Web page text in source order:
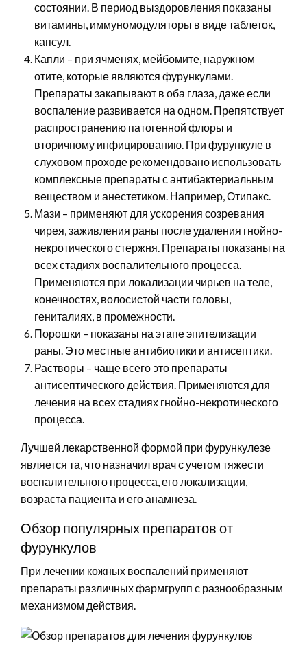
состоянии. В период выздоровления показаны
витамины, иммуномодуляторы в виде таблеток,
капсул.
Капли – при ячменях, мейбомите, наружном
отите, которые являются фурункулами.
Препараты закапывают в оба глаза, даже если
воспаление развивается на одном. Препятствует
распространению патогенной флоры и
вторичному инфицированию. При фурункуле в
слуховом проходе рекомендовано использовать
комплексные препараты с антибактериальным
веществом и анестетиком. Например, Отипакс.
Мази – применяют для ускорения созревания
чирея, заживления раны после удаления гнойно-
некротического стержня. Препараты показаны на
всех стадиях воспалительного процесса.
Применяются при локализации чирьев на теле,
конечностях, волосистой части головы,
гениталиях, в промежности.
Порошки – показаны на этапе эпителизации
раны. Это местные антибиотики и антисептики.
Растворы – чаще всего это препараты
антисептического действия. Применяются для
лечения на всех стадиях гнойно-некротического
процесса.
Лучшей лекарственной формой при фурункулезе
является та, что назначил врач с учетом тяжести
воспалительного процесса, его локализации,
возраста пациента и его анамнеза.
Обзор популярных препаратов от
фурункулов
При лечении кожных воспалений применяют
препараты различных фармгрупп с разнообразным
механизмом действия.